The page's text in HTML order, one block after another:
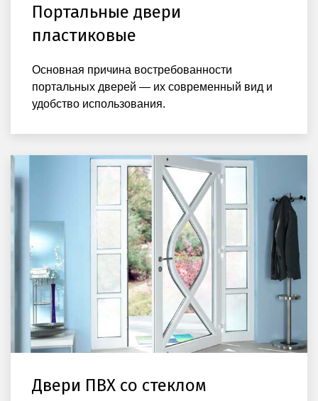
Портальные двери
пластиковые
Основная причина востребованности
портальных дверей — их современный вид и
удобство использования.
Двери ПВХ со стеклом